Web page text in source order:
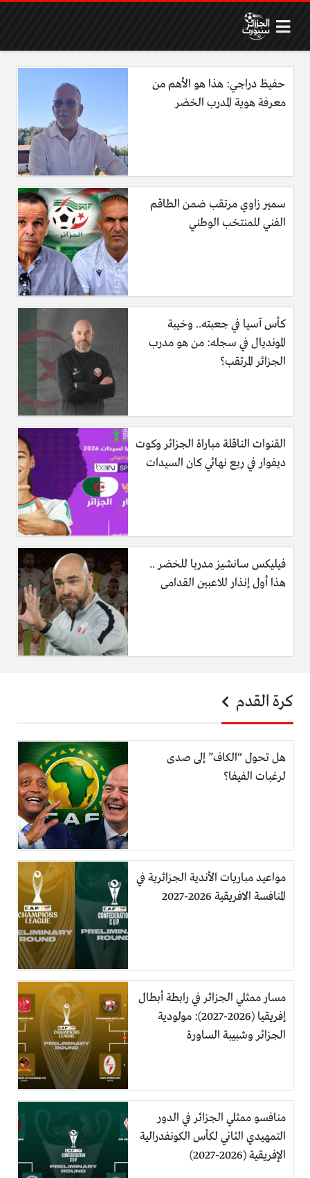
حفيظ دراجي: هذا هو الأهم من
معرفة هوية المدرب الخضر
سمير زاوي مرتقب ضمن الطاقم
الفني للمنتخب الوطني
كأس آسيا في جعبته.. وخيبة
المونديال في سجله: من هو مدرب
الجزائر المرتقب؟
القنوات الناقلة مباراة الجزائر وكوت
ديفوار في ربع نهائي كان السيدات
فيليكس سانشيز مدربا للخضر ..
هذا أول إنذار للاعبين القدامى
كرة القدم
هل تحول “الكاف” إلى صدى
لرغبات الفيفا؟
مواعيد مباريات الأندية الجزائرية في
المنافسة الافريقية 2026-2027
مسار ممثلي الجزائر في رابطة أبطال
إفريقيا (2026-2027): مولودية
الجزائر وشبيبة الساورة
منافسو ممثلي الجزائر في الدور
التمهيدي الثاني لكأس الكونفدرالية
الإفريقية (2026-2027)